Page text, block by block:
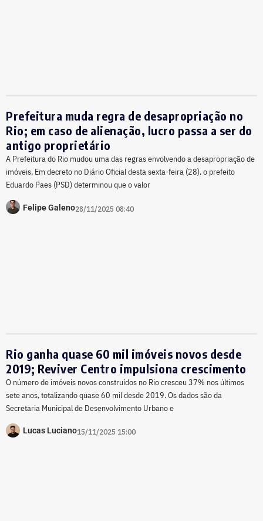
Prefeitura muda regra de desapropriação no
Rio; em caso de alienação, lucro passa a ser do
antigo proprietário
A Prefeitura do Rio mudou uma das regras envolvendo a desapropriação de
imóveis. Em decreto no Diário Oficial desta sexta-feira (28), o prefeito
Eduardo Paes (PSD) determinou que o valor
Felipe Galeno28/11/2025 08:40
Rio ganha quase 60 mil imóveis novos desde
2019; Reviver Centro impulsiona crescimento
O número de imóveis novos construídos no Rio cresceu 37% nos últimos
sete anos, totalizando quase 60 mil desde 2019. Os dados são da
Secretaria Municipal de Desenvolvimento Urbano e
Lucas Luciano15/11/2025 15:00